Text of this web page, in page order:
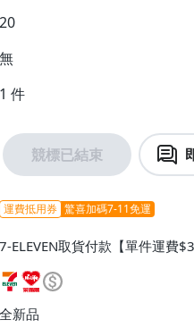
20
無
1 件
競標已結束
運費抵用券 驚喜加碼7-11免運
7-ELEVEN取貨付款【單件運費
費】、萊爾富取貨付款【單件
費】、郵局掛號【單件運費$40
全新品